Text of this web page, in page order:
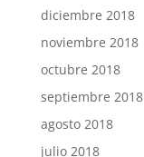
diciembre 2018
noviembre 2018
octubre 2018
septiembre 2018
agosto 2018
julio 2018